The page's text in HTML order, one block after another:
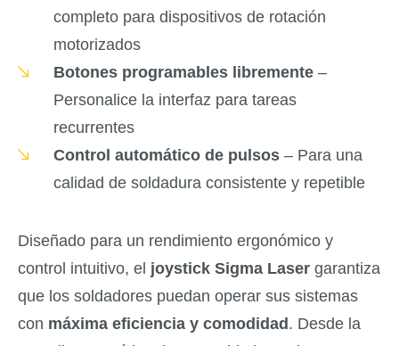
completo para dispositivos de rotación
motorizados
Botones programables libremente–
Personalice la interfaz para tareas
recurrentes
Control automático de pulsos– Para una
calidad de soldadura consistente y repetible
Diseñado para un rendimiento ergonómico y
control intuitivo, el joystick Sigma Laser garantiza
que los soldadores puedan operar sus sistemas
con máxima eficiencia y comodidad. Desde la